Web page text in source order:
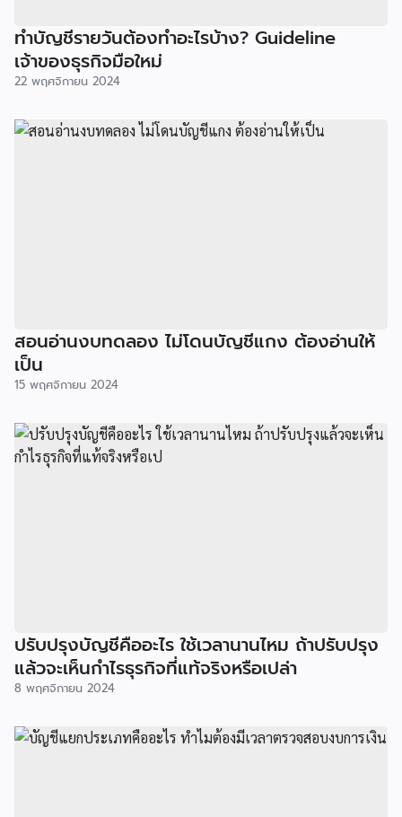
ทำบัญชีรายวันต้องทำอะไรบ้าง? Guideline
เจ้าของธุรกิจมือใหม่
22 พฤศจิกายน 2024
สอนอ่านงบทดลอง ไม่โดนบัญชีแกง ต้องอ่านให้
เป็น
15 พฤศจิกายน 2024
ปรับปรุงบัญชีคืออะไร ใช้เวลานานไหม ถ้าปรับปรุง
แล้วจะเห็นกำไรธุรกิจที่แท้จริงหรือเปล่า
8 พฤศจิกายน 2024